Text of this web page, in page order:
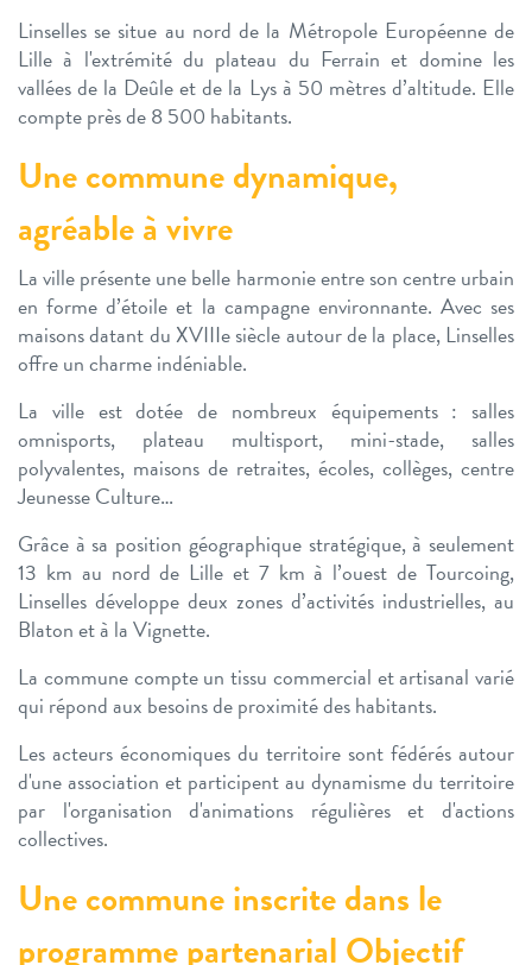
Linselles se situe au nord de la Métropole Européenne de
Lille à l'extrémité du plateau du Ferrain et domine les
vallées de la Deûle et de la Lys à 50 mètres d’altitude. Elle
compte près de 8 500 habitants.
Une commune dynamique,
agréable à vivre
La ville présente une belle harmonie entre son centre urbain
en forme d’étoile et la campagne environnante. Avec ses
maisons datant du XVIIIe siècle autour de la place, Linselles
offre un charme indéniable.
La ville est dotée de nombreux équipements : salles
omnisports, plateau multisport, mini-stade, salles
polyvalentes, maisons de retraites, écoles, collèges, centre
Jeunesse Culture…
Grâce à sa position géographique stratégique, à seulement
13 km au nord de Lille et 7 km à l’ouest de Tourcoing,
Linselles développe deux zones d’activités industrielles, au
Blaton et à la Vignette.
La commune compte un tissu commercial et artisanal varié
qui répond aux besoins de proximité des habitants.
Les acteurs économiques du territoire sont fédérés autour
d'une association et participent au dynamisme du territoire
par l'organisation d'animations régulières et d'actions
collectives.
Une commune inscrite dans le
programme partenarial Objectif